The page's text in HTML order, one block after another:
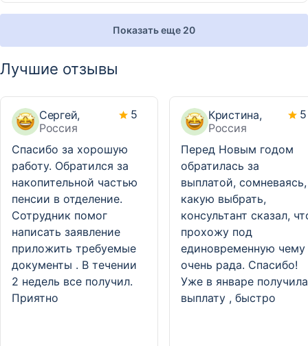
Показать еще 20
Лучшие отзывы
Сергей,
Россия
5
Спасибо за хорошую
работу. Обратился за
накопительной частью
пенсии в отделение.
Сотрудник помог
написать заявление
приложить требуемые
документы . В течении
2 недель все получил.
Приятно
Кристина,
Россия
5
Перед Новым годом
обратилась за
выплатой, сомневаясь,
какую выбрать,
консультант сказал,
прохожу под
единовременную чему
очень рада. Спасибо!
Уже в январе получила
выплату , быстро